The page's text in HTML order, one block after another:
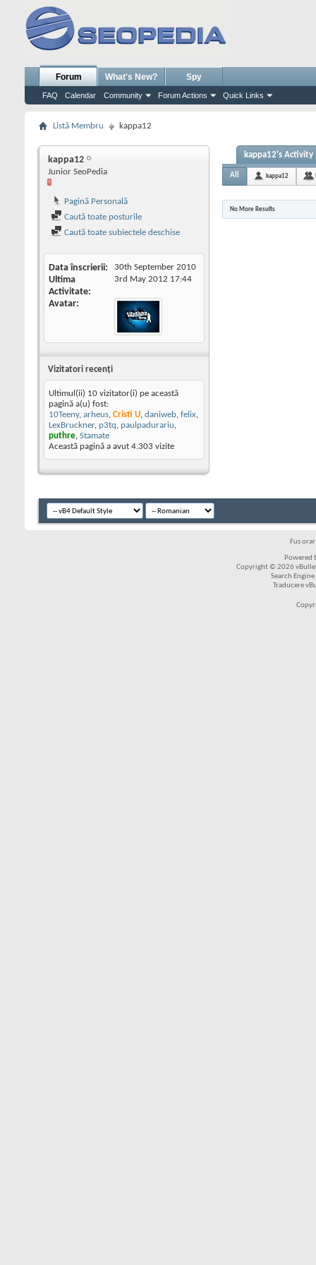
Forum
FAQ Calendar Community Forum Actions Quick Links
What's New? Spy
Listă Membru kappa12
kappa12
Junior SeoPedia
Pagină Personală
Caută toate posturile
Caută toate subiectele deschise
Data înscrierii 30th September 2010
Ultima
Activitate
3rd May 2012 17:44
Avatar
Vizitatori recenţi
Ultimul(ii) 10 vizitator(i) pe această
pagină a(u) fost:
10Teeny, arheus, Cristi U, daniweb, felix,
LexBruckner, p3tq, paulpadurariu,
puthre, Stamate
Această pagină a avut 4.303 vizite
kappa12's Activity
All kappa12
No More Results
Fus
Powered
Copyright © 2026
Search
Traducere